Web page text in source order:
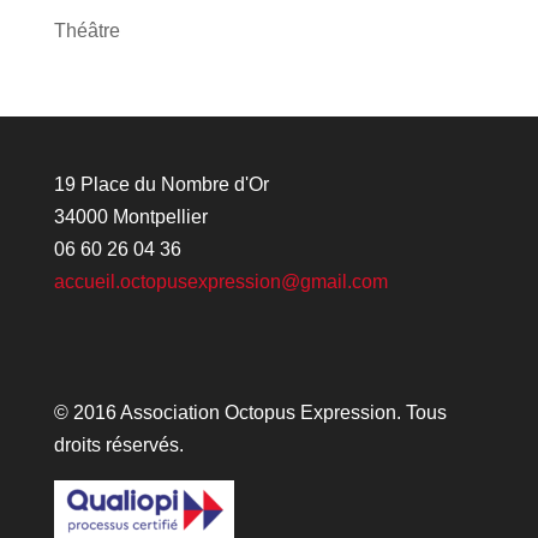
Théâtre
19 Place du Nombre d'Or
34000 Montpellier
06 60 26 04 36
accueil.octopusexpression@gmail.com
© 2016 Association Octopus Expression. Tous
droits réservés.